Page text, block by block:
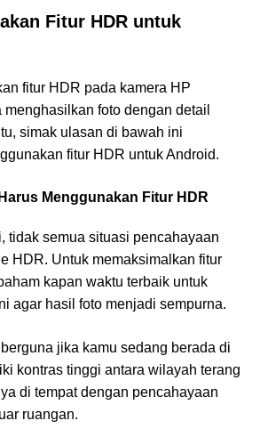
Fitur HDR untuk
fitur HDR pada kamera HP
foto dengan detail
simak ulasan di bawah ini
fitur HDR untuk Android.
Menggunakan Fitur HDR
tidak semua situasi pencahayaan
HDR. Untuk memaksimalkan fitur
kapan waktu terbaik untuk
agar hasil foto menjadi sempurna.
jika kamu sedang berada di
kontras tinggi antara wilayah terang
di tempat dengan pencahayaan
ruangan.